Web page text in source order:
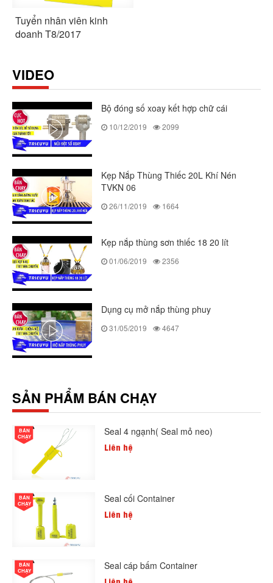
Tuyển nhân viên kinh
doanh T8/2017
VIDEO
Bộ đóng số xoay kết hợp chữ cái
10/12/2019 2099
Kẹp Nắp Thùng Thiếc 20L Khí Nén
TVKN 06
26/11/2019 1664
Kẹp nắp thùng sơn thiếc 18 20 lít
01/06/2019 2356
Dụng cụ mở nắp thùng phuy
31/05/2019 4647
SẢN PHẨM BÁN CHẠY
BÁN
CHẠY
Seal 4 ngạnh( Seal mỏ neo)
Liên hệ
BÁN
CHẠY
Seal cối Container
Liên hệ
BÁN
CHẠY
Seal cáp bấm Container